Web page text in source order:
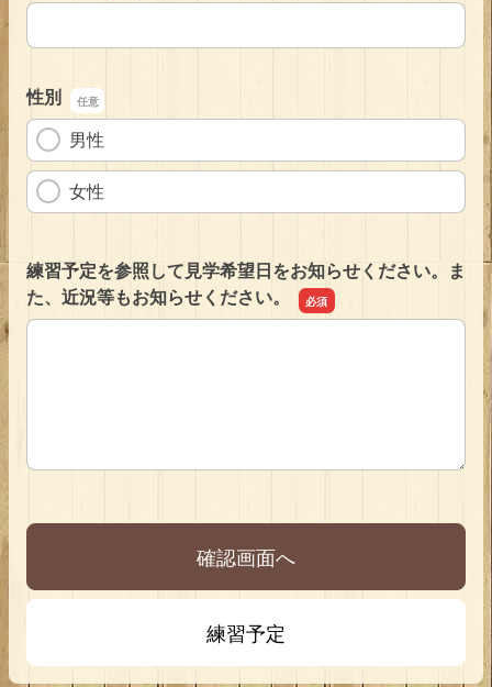
経験年数
性別
男性
女性
練習予定を参照して見学希望日をお知らせください。ま
た、近況等もお知らせください。
練習予定を参照して見学希望日をお知らせください。ま